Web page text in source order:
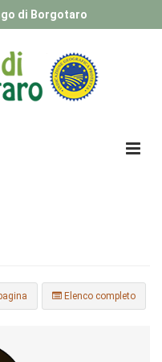
di Borgotaro
Elenco completo